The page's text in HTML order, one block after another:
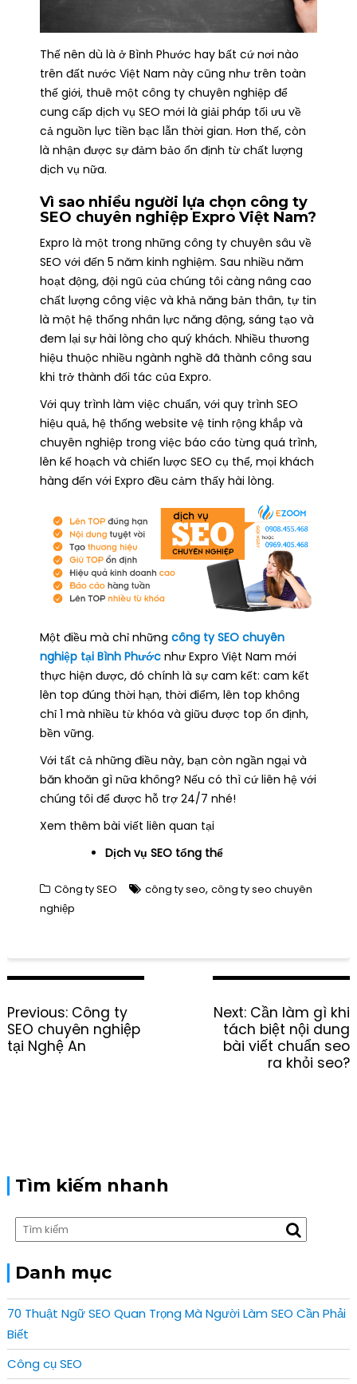
Thế nên dù là ở Bình Phước hay bất cứ nơi nào
trên đất nước Việt Nam này cũng như trên toàn
thế giới, thuê một công ty chuyên nghiệp để
cung cấp dịch vụ SEO mới là giải pháp tối ưu về
cả nguồn lực tiền bạc lẫn thời gian. Hơn thế, còn
là nhận được sự đảm bảo ổn định từ chất lượng
dịch vụ nữa.
Vì sao nhiều người lựa chọn công ty
SEO chuyên nghiệp Expro Việt Nam?
Expro là một trong những công ty chuyên sâu về
SEO với đến 5 năm kinh nghiệm. Sau nhiều năm
hoạt động, đội ngũ của chúng tôi càng nâng cao
chất lượng công việc và khả năng bản thân, tự tin
là một hệ thống nhân lực năng động, sáng tạo và
đem lại sự hài lòng cho quý khách. Nhiều thương
hiệu thuộc nhiều ngành nghề đã thành công sau
khi trở thành đối tác của Expro.
Với quy trình làm việc chuẩn, với quy trình SEO
hiệu quả, hệ thống website vệ tinh rộng khắp và
chuyên nghiệp trong việc báo cáo từng quá trình,
lên kế hoạch và chiến lược SEO cụ thể, mọi khách
hàng đến với Expro đều cảm thấy hài lòng.
Một điều mà chỉ những công ty SEO chuyên
nghiệp tại Bình Phước như Expro Việt Nam mới
thực hiện được, đó chính là sự cam kết: cam kết
lên top đúng thời hạn, thời điểm, lên top không
chỉ 1 mà nhiều từ khóa và giữu được top ổn định,
bền vững.
Với tất cả những điều này, bạn còn ngần ngại và
băn khoăn gì nữa không? Nếu có thì cứ liên hệ với
chúng tôi để được hỗ trợ 24/7 nhé!
Xem thêm bài viết liên quan tại
Dịch vụ SEO tổng thể
Công ty SEO công ty seo, công ty seo chuyên
nghiệp
o
s
t
t
i
Previous: P
r
e
s
t
:
Công ty
SEO chuyên nghiệp
tại Nghệ An
Next: N
e
x
Cần làm gì khi
tách biệt nội dung
bài viết chuẩn seo
ra khỏi seo?
Tìm kiếm nhanh
Danh mục
70 Thuật Ngữ SEO Quan Trọng Mà Người Làm SEO Cần Phải
Biết
Công cụ SEO